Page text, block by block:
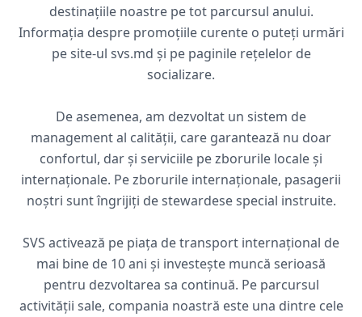
destinațiile noastre pe tot parcursul anului.
Informația despre promoțiile curente o puteți urmări
pe site-ul svs.md și pe paginile rețelelor de
socializare.
De asemenea, am dezvoltat un sistem de
management al calității, care garantează nu doar
confortul, dar și serviciile pe zborurile locale și
internaționale. Pe zborurile internaționale, pasagerii
noștri sunt îngrijiți de stewardese special instruite.
SVS activează pe piața de transport internațional de
mai bine de 10 ani și investește muncă serioasă
pentru dezvoltarea sa continuă. Pe parcursul
activității sale, compania noastră este una dintre cele